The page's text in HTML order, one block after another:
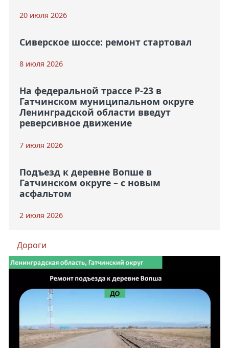
20 июля 2026
Сиверское шоссе: ремонт стартовал
8 июля 2026
На федеральной трассе Р-23 в
Гатчинском муниципальном округе
Ленинградской области введут
реверсивное движение
7 июля 2026
Подъезд к деревне Вопше в
Гатчинском округе – с новым
асфальтом
2 июля 2026
Дороги